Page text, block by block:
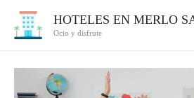
HOTELES EN MERLO
Ocio y disfrute